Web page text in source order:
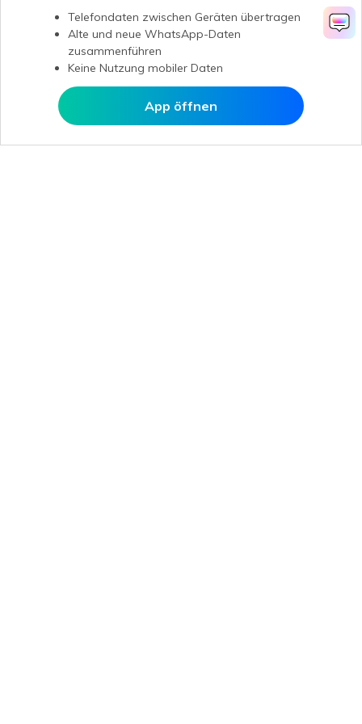
In MobileTrans öffnen
Telefondaten zwischen Geräten übertragen
Alte und neue WhatsApp-Daten
zusammenführen
Keine Nutzung mobiler Daten
App öffnen